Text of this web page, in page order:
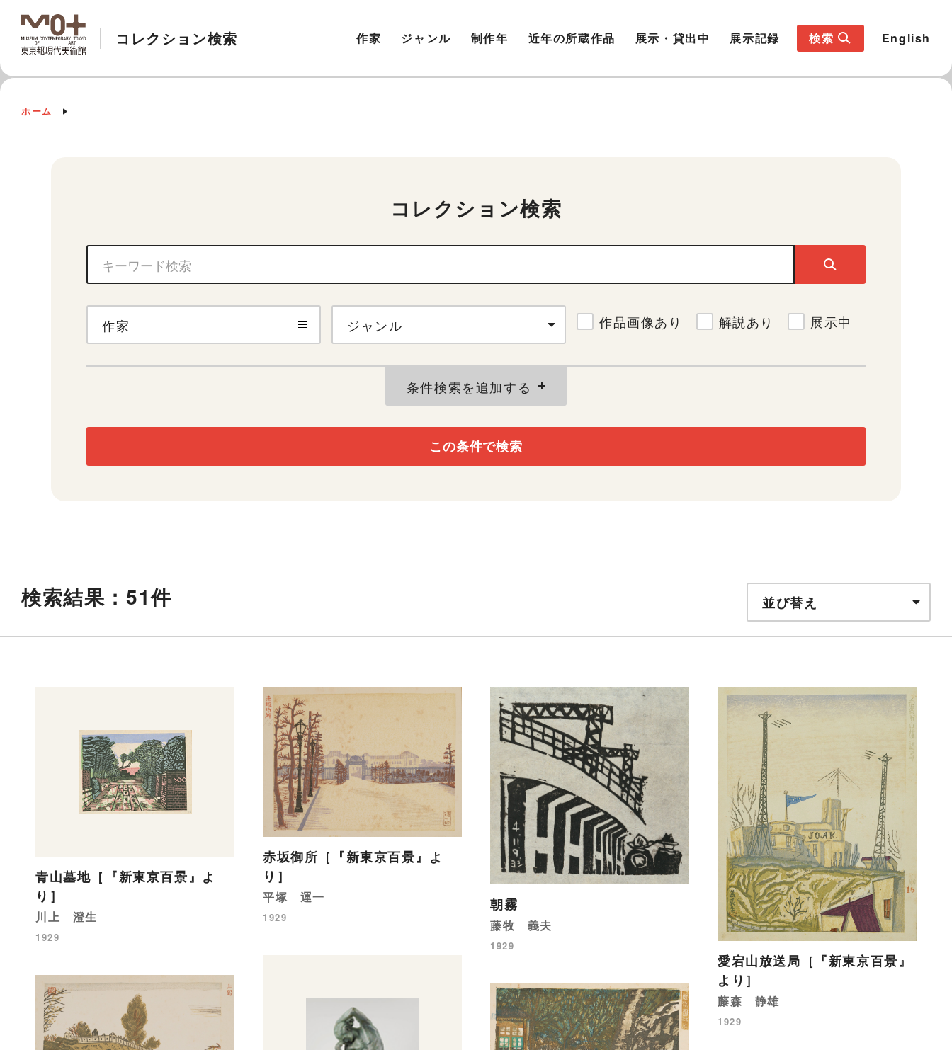
コレクション検索 作家 ジャンル 制作年 近年の所蔵作品 展示・貸出中 展示記録 検索 English
ホーム
コレクション検索
作家 ジャンル 作品画像あり 解説あり 展示中
条件検索を追加する
この条件で検索
検索結果：51件 並び替え
青山墓地［『新東京百景』よ
り］
川上 澄生
1929
赤坂御所［『新東京百景』よ
り］
平塚 運一
1929
朝霧
藤牧 義夫
1929
愛宕山放送局［『新東京百景』
より］
藤森 静雄
1929